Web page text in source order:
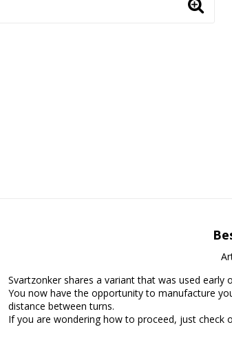
Svartzonker shares a variant that was used early
You now have the opportunity to manufacture
distance between turns.
If you are wondering how to proceed, just check